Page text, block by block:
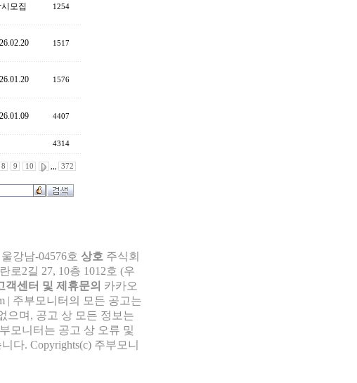
모집 1254
1517
1576
4407
4314
8 9 10 ,,, 372
강남-04576호 상호 주식회
로2길 27, 10층 1012호 (우
객센터 및 제휴문의 카카오
| 주부모니터의 모든 공고는
으며, 공고 상 모든 정보는
모니터는 공고 상 오류 및
다. Copyrights(c) 주부모니